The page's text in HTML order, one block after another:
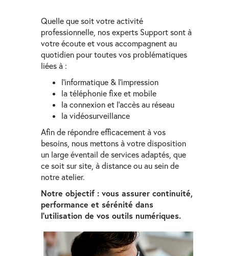
Quelle que soit votre activité
professionnelle, nos experts Support sont à
votre écoute et vous accompagnent au
quotidien pour toutes vos problématiques
liées à :
l’informatique & l'impression
la téléphonie fixe et mobile
la connexion et l’accès au réseau
la vidéosurveillance
Afin de répondre efficacement à vos
besoins, nous mettons à votre disposition
un large éventail de services adaptés, que
ce soit sur site, à distance ou au sein de
notre atelier.
Notre objectif : vous assurer continuité,
performance et sérénité dans
l’utilisation de vos outils numériques.